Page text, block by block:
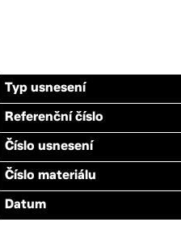
Typ usnesení
Referenční číslo
Číslo usnesení
Číslo materiálu
Datum